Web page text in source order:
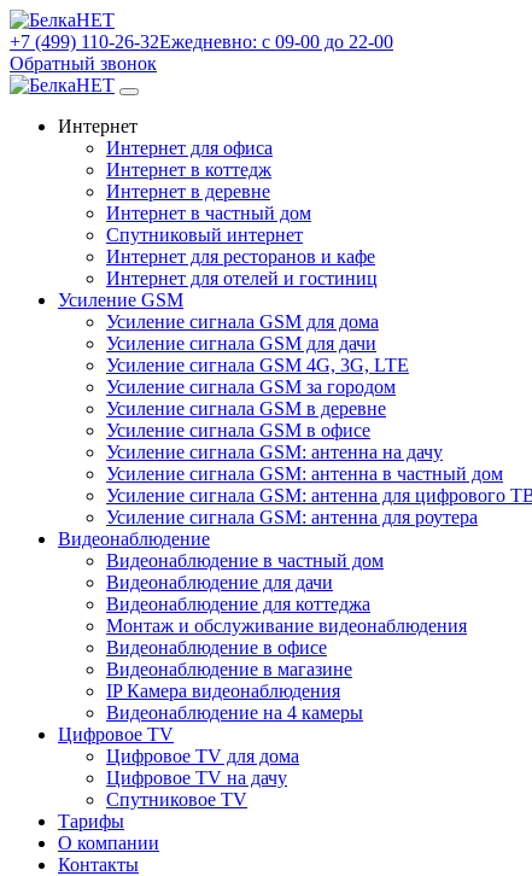
+7 (499) 110-26-32Ежедневно: с 09-00 до 22-00
Обратный звонок
Интернет
Интернет для офиса
Интернет в коттедж
Интернет в деревне
Интернет в частный дом
Спутниковый интернет
Интернет для ресторанов и кафе
Интернет для отелей и гостиниц
Усиление GSM
Усиление сигнала GSM для дома
Усиление сигнала GSM для дачи
Усиление сигнала GSM 4G, 3G, LTE
Усиление сигнала GSM за городом
Усиление сигнала GSM в деревне
Усиление сигнала GSM в офисе
Усиление сигнала GSM: антенна на дачу
Усиление сигнала GSM: антенна в частный дом
Усиление сигнала GSM: антенна для цифрового
Усиление сигнала GSM: антенна для роутера
Видеонаблюдение
Видеонаблюдение в частный дом
Видеонаблюдение для дачи
Видеонаблюдение для коттеджа
Монтаж и обслуживание видеонаблюдения
Видеонаблюдение в офисе
Видеонаблюдение в магазине
IP Камера видеонаблюдения
Видеонаблюдение на 4 камеры
Цифровое TV
Цифровое TV для дома
Цифровое TV на дачу
Спутниковое TV
Тарифы
О компании
Контакты